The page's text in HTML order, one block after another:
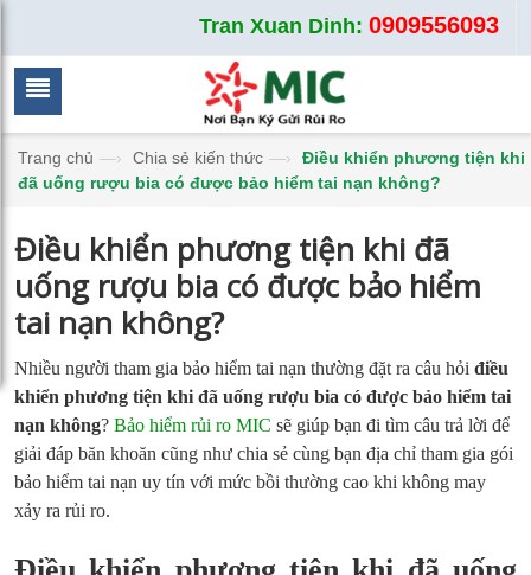
Tran Xuan Dinh: 0909556093
Trang chủ —› Chia sẻ kiến thức —›
Điều khiển phương tiện khi
đã uống rượu bia có được bảo hiểm tai nạn không?
Điều khiển phương tiện khi đã
uống rượu bia có được bảo hiểm
tai nạn không?
Nhiều người tham gia bảo hiểm tai nạn thường đặt ra câu hỏi điều
khiển phương tiện khi đã uống rượu bia có được bảo hiểm tai
nạn không? Bảo hiểm rủi ro MIC sẽ giúp bạn đi tìm câu trả lời để
giải đáp băn khoăn cũng như chia sẻ cùng bạn địa chỉ tham gia gói
bảo hiểm tai nạn uy tín với mức bồi thường cao khi không may
xảy ra rủi ro.